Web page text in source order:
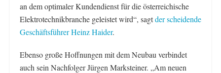
an dem optimaler Kundendienst für die österreichische
Elektrotechnikbranche geleistet wird“, sagtder scheidende
Geschäftsführer Heinz Haider.
Ebenso große Hoffnungen mit dem Neubau verbindet
auch sein Nachfolger Jürgen Marksteiner. „Am neuen